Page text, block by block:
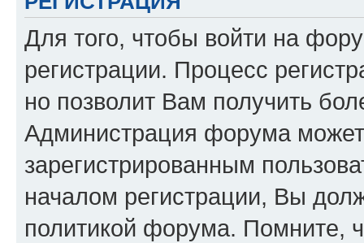
Для того, чтобы войти на
регистрации. Процесс
но позволит Вам получить
Администрация форума может
зарегистрированным
началом регистрации, Вы
политикой форума. Помните,